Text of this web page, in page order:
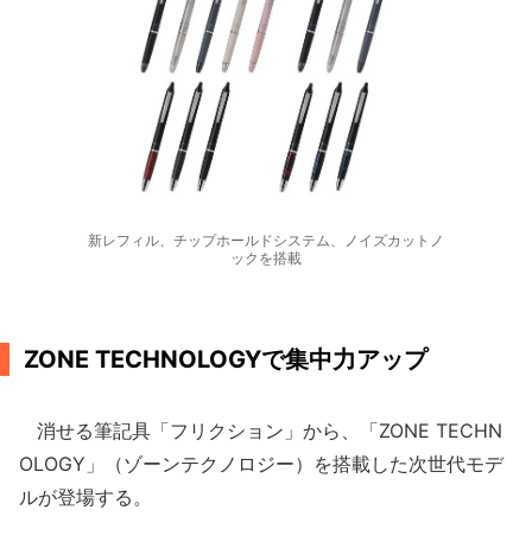
新レフィル、チップホールドシステム、ノイズカットノ
ックを搭載
ZONE TECHNOLOGYで集中力アップ
消せる筆記具「フリクション」から、「ZONE TECHN
OLOGY」（ゾーンテクノロジー）を搭載した次世代モデ
ルが登場する。